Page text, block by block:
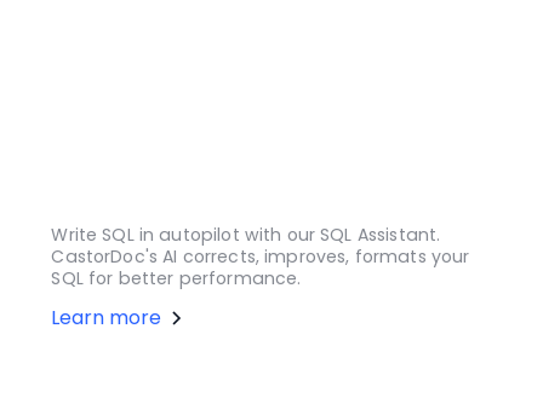
Write SQL in autopilot with our SQL Assistant.
CastorDoc's AI corrects, improves, formats your
SQL for better performance.
Learn more